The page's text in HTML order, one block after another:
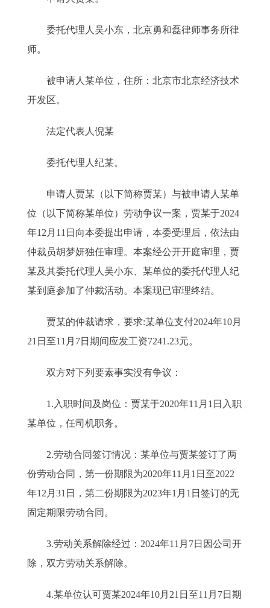
委托代理人吴小东，北京勇和磊律师事务所律
师。
被申请人某单位，住所：北京市北京经济技术
开发区。
法定代表人倪某
委托代理人纪某。
申请人贾某（以下简称贾某）与被申请人某单
位（以下简称某单位）劳动争议一案，贾某于2024
年12月11日向本委提出申请，本委受理后，依法由
仲裁员胡梦妍独任审理。本案经公开开庭审理，贾
某及其委托代理人吴小东、某单位的委托代理人纪
某到庭参加了仲裁活动。本案现已审理终结。
贾某的仲裁请求，要求:某单位支付2024年10月
21日至11月7日期间应发工资7241.23元。
双方对下列要素事实没有争议：
1.入职时间及岗位：贾某于2020年11月1日入职
某单位，任司机职务。
2.劳动合同签订情况：某单位与贾某签订了两
份劳动合同，第一份期限为2020年11月1日至2022
年12月31日，第二份期限为2023年1月1日签订的无
固定期限劳动合同。
3.劳动关系解除经过：2024年11月7日因公司开
除，双方劳动关系解除。
4.某单位认可贾某2024年10月21日至11月7日期